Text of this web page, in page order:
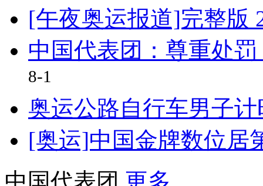
[午夜奥运报道]完整版
中国代表团：尊重处
8-1
奥运公路自行车男子
[奥运]中国金牌数位居
中国代表团 更多